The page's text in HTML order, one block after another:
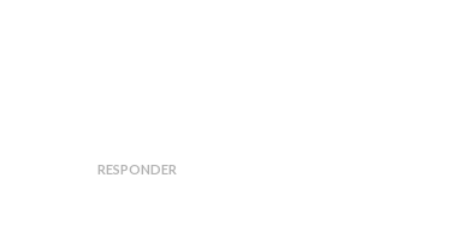
RESPONDER